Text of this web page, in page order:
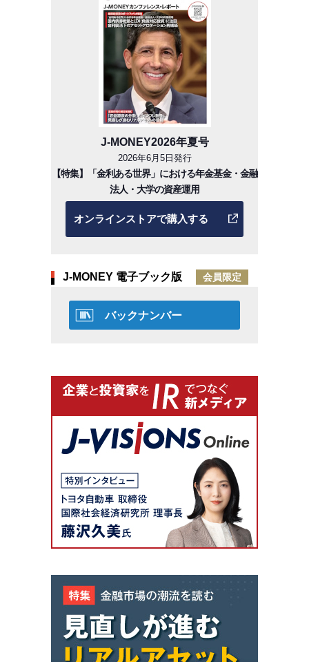
J-MONEY2026年夏号
2026年6月5日発行
【特集】「金利ある世界」における年金基金・金融
法人・大学の資産運用
オンラインストアで購入する
J-MONEY 電子ブック版 会員限定
バックナンバー